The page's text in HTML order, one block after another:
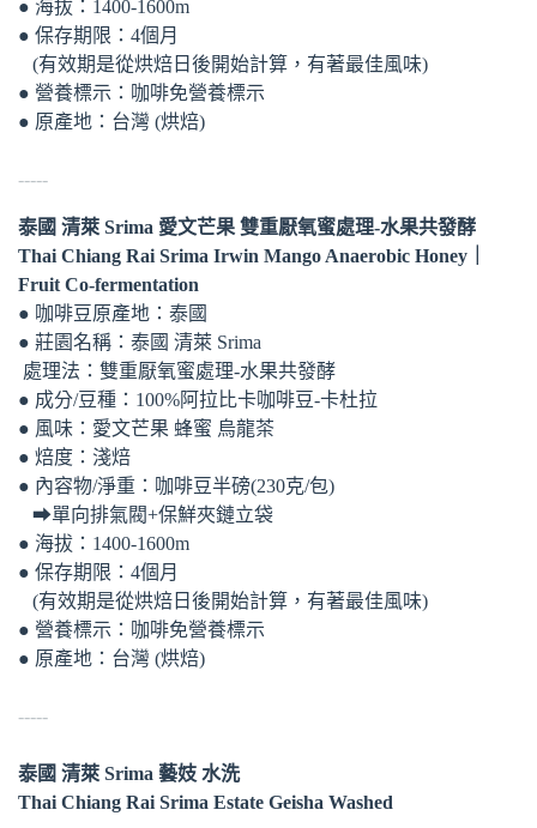
● 海拔：1400-1600m
● 保存期限：4個月
(有效期是從烘焙日後開始計算，有著最佳風味) ​
● 營養標示：咖啡免營養標示
● 原產地：台灣 (烘焙)
-----
泰國 清萊 Srima 愛文芒果 雙重厭氧蜜處理-水果共發酵
Thai Chiang Rai Srima Irwin Mango Anaerobic Honey｜
Fruit Co-fermentation
● 咖啡豆原產地：泰國
● 莊園名稱：泰國 清萊 Srima
處理法：雙重厭氧蜜處理-水果共發酵
● 成分/豆種：100%阿拉比卡咖啡豆-卡杜拉
● 風味：愛文芒果 蜂蜜 烏龍茶
● 焙度：淺焙
● 內容物/淨重：咖啡豆半磅(230克/包)
➡單向排氣閥+保鮮夾鏈立袋
● 海拔：1400-1600m
● 保存期限：4個月
(有效期是從烘焙日後開始計算，有著最佳風味) ​
● 營養標示：咖啡免營養標示
● 原產地：台灣 (烘焙)
-----
泰國 清萊 Srima 藝妓 水洗
Thai Chiang Rai Srima Estate Geisha Washed